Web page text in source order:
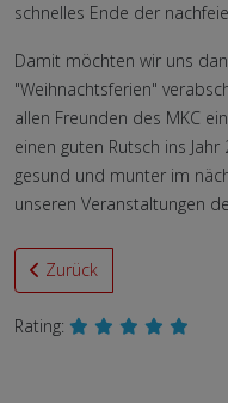
schnelles Ende der
Damit möchten wir uns
"Weihnachtsferien"
allen Freunden des MKC
einen guten Rutsch ins
gesund und munter im
unseren Veranstaltungen
Vorheriger Beitrag: Die
Zurück
Rating: